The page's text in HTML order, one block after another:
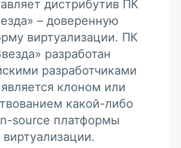
дистрибутив ПК
– доверенную
виртуализации. ПК
разработан
разработчиками
клоном или
какой-либо
source платформы
виртуализации.